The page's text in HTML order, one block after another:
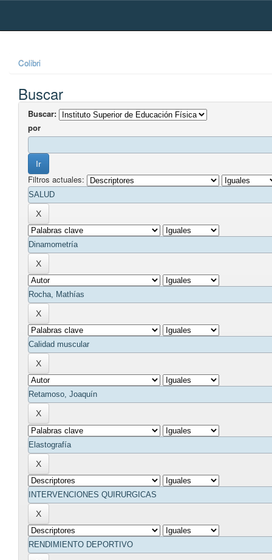
Skip
Colibri
Buscar
Buscar:
por
Filtros actuales: